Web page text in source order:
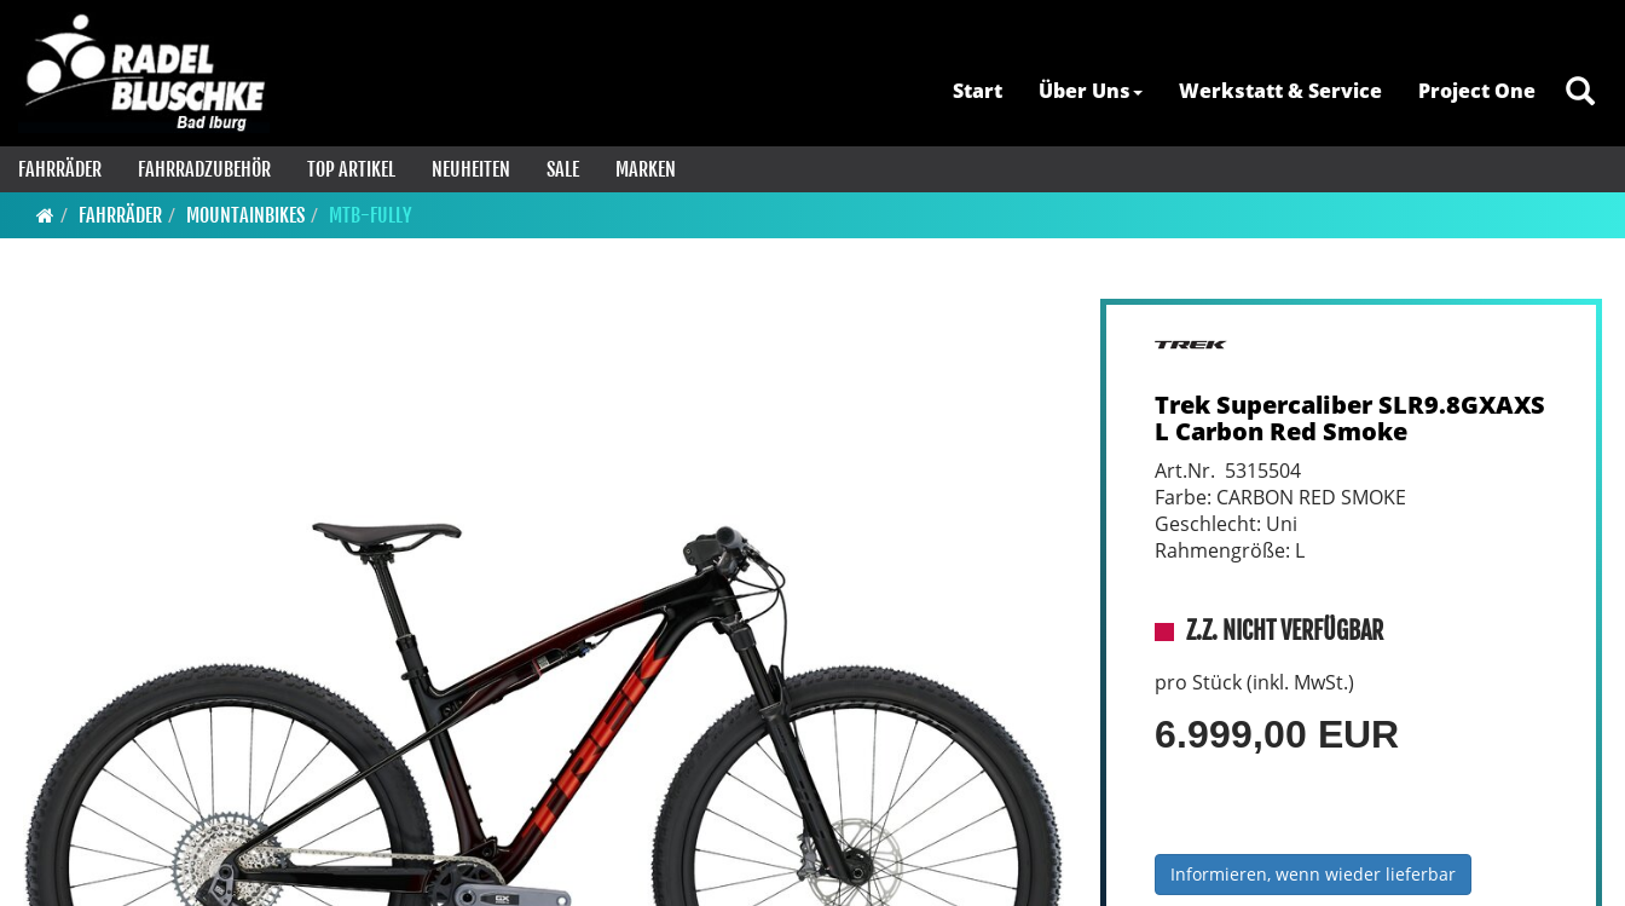
Start Über Uns Werkstatt & Service Project One
FAHRRÄDER FAHRRADZUBEHÖR TOP ARTIKEL NEUHEITEN SALE
MARKEN
FAHRRÄDER
MOUNTAINBIKES MTB-FULLY
Trek Supercaliber SLR9.8GXAXS
L Carbon Red Smoke
Art.Nr. 5315504
Farbe: CARBON RED SMOKE
Geschlecht: Uni
Rahmengröße: L
Z.Z. NICHT VERFÜGBAR
pro Stück (inkl. MwSt.)
6.999,00 EUR
Informieren, wenn wieder lieferbar